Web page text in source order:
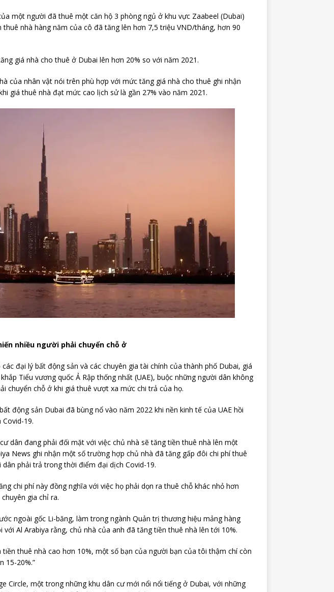
một người đã thuê một căn hộ 3 phòng ngủ ở khu vực Zaabeel (Dubai)
nhà hàng năm của cô đã tăng lên hơn 7,5 triệu VND/tháng, hơn 90
giá nhà cho thuê ở Dubai lên hơn 20% so với năm 2021.
của nhân vật nói trên phù hợp với mức tăng giá nhà cho thuê ghi nhận
giá thuê nhà đạt mức cao lịch sử là gần 27% vào năm 2021.
nhiều người phải chuyển chỗ ở
đại lý bất động sản và các chuyên gia tài chính của thành phố Dubai, giá
Tiểu vương quốc Ả Rập thống nhất (UAE), buộc những người dân không
chuyển chỗ ở khi giá thuê vượt xa mức chi trả của họ.
động sản Dubai đã bùng nổ vào năm 2022 khi nền kinh tế của UAE hồi
19.
dân đang phải đối mặt với việc chủ nhà sẽ tăng tiền thuê nhà lên một
News ghi nhận một số trường hợp chủ nhà đã tăng gấp đôi chi phí thuê
phải trả trong thời điểm đại dịch Covid-19.
chi phí này đồng nghĩa với việc họ phải dọn ra thuê chỗ khác nhỏ hơn
gia chỉ ra.
ngoài gốc Li-băng, làm trong ngành Quản trị thương hiệu mảng hàng
với Al Arabiya rằng, chủ nhà của anh đã tăng tiền thuê nhà lên tới 10%.
thuê nhà cao hơn 10%, một số bạn của người bạn của tôi thậm chí còn
15-20%.”
Circle, một trong những khu dân cư mới nổi nổi tiếng ở Dubai, với những